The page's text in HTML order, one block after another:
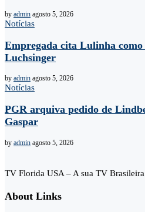
by admin agosto 5, 2026
Notícias
Empregada cita Lulinha
Luchsinger
by admin agosto 5, 2026
Notícias
PGR arquiva pedido de
Gaspar
by admin agosto 5, 2026
TV Florida USA – A sua TV
About Links